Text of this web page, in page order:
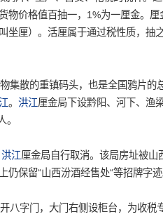
物价格值百抽一，1%为一厘金。
坐厘）。活厘属于通过税性质，抽
集散的重镇码头，也是全国鸦片的
。 洪江厘金局下设黔阳、河下、渔
洪江厘金局自行取消。该局房址被
仍保留“山西汾酒经售处“等招牌字
开八字门，大门右侧设柜台，为收税